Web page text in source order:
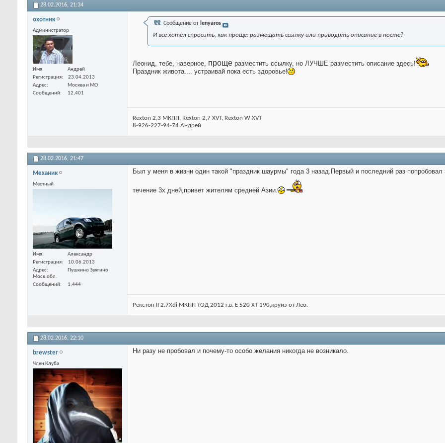
28.02.2016, 21:34
охотник
Администратор
Имя
Андрей
Регистрация
23.04.2013
Адрес
Москва и МО
Сообщений
12,401
Сообщение от lenyaros
И все хотел спросить, как проще: размещать ссылку или приводить описание в посте?
Леонид, тебе, наверное, проще разместить ссылку, но ЛУЧШЕ разместить описание здесь!
Праздник живота.... устраивай пока есть здоровье!
Rexton 2,3 МКПП, Rexton 2,7 XVT, Rexton W XVT
8-926-227-94-74 Андрей
28.02.2016, 21:47
Механик
Местный
Имя
Александр
Регистрация
10.06.2013
Адрес
Пушкино Звягино
Моск.обл.
Сообщений
1,444
Был у меня в жизни один такой "праздник шаурмы" года 3 назад.Первый и последний раз
течение 3х дней,привет жителям средней Азии.
Рекстон II 2.7Xdi МКПП ТОД 2012 г.в. Е 520 ХТ 190,круиз от Лео.
28.02.2016, 22:10
brewster
Член Клуба
Ни разу не пробовал и почему-то особо желания никогда не возникало.